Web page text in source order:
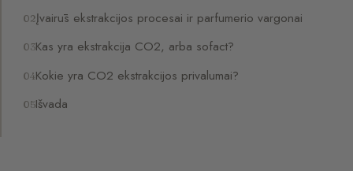
Įvairūs ekstrakcijos procesai ir parfumerio vargonai
Kas yra ekstrakcija CO2, arba sofact?
Kokie yra CO2 ekstrakcijos privalumai?
Išvada